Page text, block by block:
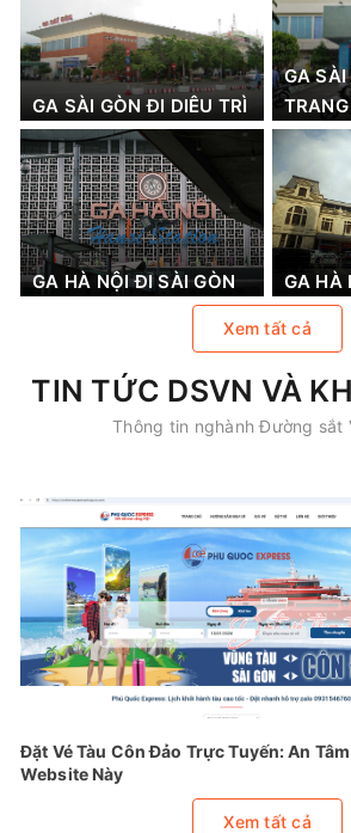
GA SÀI GÒN ĐI DIÊU TRÌ
GA
TRANG
GA HÀ NỘI ĐI SÀI GÒN GA HÀ
Xem tất cả
TIN TỨC DSVN VÀ
Thông tin nghành Đường sắt
Đặt Vé Tàu Côn Đảo Trực Tuyến: An
Website Này
Xem tất cả